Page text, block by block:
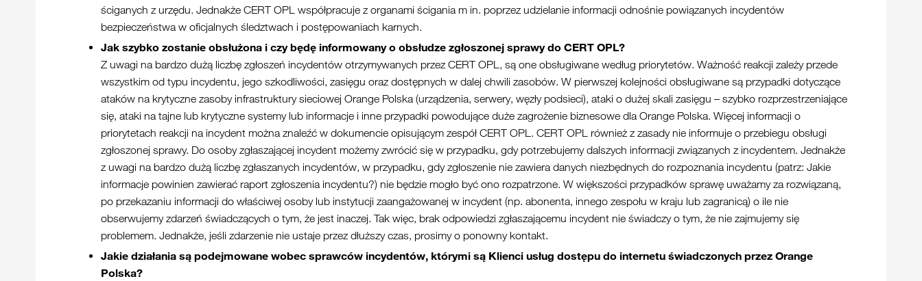
ściganych z urzędu. Jednakże CERT OPL współpracuje z organami ścigania m in. poprzez udzielanie informacji odnośnie powiązanych incydentów
bezpieczeństwa w oficjalnych śledztwach i postępowaniach karnych.
Jak szybko zostanie obsłużona i czy będę informowany o obsłudze zgłoszonej sprawy do CERT OPL?
Z uwagi na bardzo dużą liczbę zgłoszeń incydentów otrzymywanych przez CERT OPL, są one obsługiwane według priorytetów. Ważność reakcji zależy przede
wszystkim od typu incydentu, jego szkodliwości, zasięgu oraz dostępnych w dalej chwili zasobów. W pierwszej kolejności obsługiwane są przypadki dotyczące
ataków na krytyczne zasoby infrastruktury sieciowej Orange Polska (urządzenia, serwery, węzły podsieci), ataki o dużej skali zasięgu – szybko rozprzestrzeniające
się, ataki na tajne lub krytyczne systemy lub informacje i inne przypadki powodujące duże zagrożenie biznesowe dla Orange Polska. Więcej informacji o
priorytetach reakcji na incydent można znaleźć w dokumencie opisującym zespół CERT OPL. CERT OPL również z zasady nie informuje o przebiegu obsługi
zgłoszonej sprawy. Do osoby zgłaszającej incydent możemy zwrócić się w przypadku, gdy potrzebujemy dalszych informacji związanych z incydentem. Jednakże
z uwagi na bardzo dużą liczbę zgłaszanych incydentów, w przypadku, gdy zgłoszenie nie zawiera danych niezbędnych do rozpoznania incydentu (patrz: Jakie
informacje powinien zawierać raport zgłoszenia incydentu?) nie będzie mogło być ono rozpatrzone. W większości przypadków sprawę uważamy za rozwiązaną,
po przekazaniu informacji do właściwej osoby lub instytucji zaangażowanej w incydent (np. abonenta, innego zespołu w kraju lub zagranicą) o ile nie
obserwujemy zdarzeń świadczących o tym, że jest inaczej. Tak więc, brak odpowiedzi zgłaszającemu incydent nie świadczy o tym, że nie zajmujemy się
problemem. Jednakże, jeśli zdarzenie nie ustaje przez dłuższy czas, prosimy o ponowny kontakt.
Jakie działania są podejmowane wobec sprawców incydentów, którymi są Klienci usług dostępu do internetu świadczonych przez Orange
Polska?